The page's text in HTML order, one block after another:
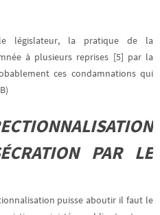
législateur, la pratique de la
à plusieurs reprises [5] par la
ces condamnations qui
PAR LE
puisse aboutir il faut le